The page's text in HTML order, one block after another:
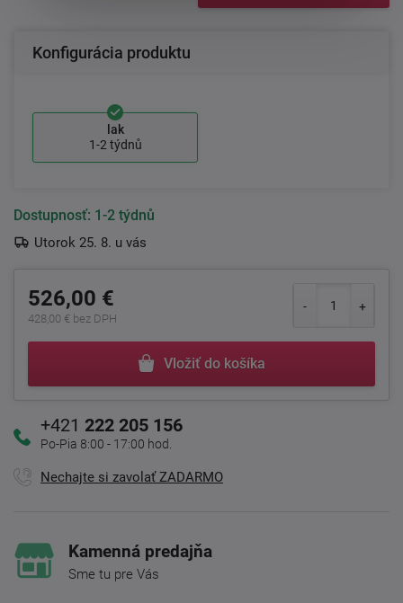
Konfigurácia produktu
lak
1-2 týdnů
Dostupnosť: 1-2 týdnů
Utorok 25. 8. u vás
526,00 €
428,00 € bez DPH
Vložiť do košíka
+421 222 205 156
Po-Pia 8:00 - 17:00 hod.
Nechajte si zavolať ZADARMO
Kamenná predajňa
Sme tu pre Vás